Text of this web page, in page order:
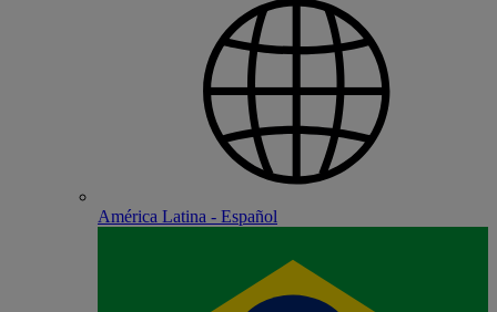
América Latina - Español